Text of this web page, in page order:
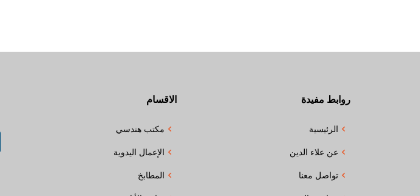
روابط مفيدة
الرئيسية
عن علاء الدين
تواصل معنا
الاقسام
مكتب هندسي
الإعمال اليدوية
المطابخ